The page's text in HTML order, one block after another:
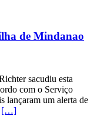
de Mindanao
sacudiu esta
com o Serviço
lançaram um alerta de
[…]